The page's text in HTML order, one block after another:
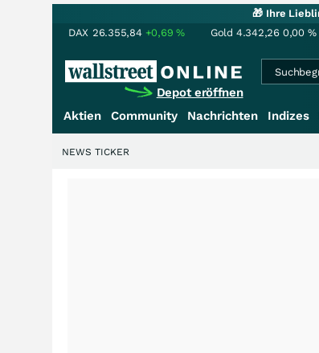
🎁 Ihre
DAX 26.355,84 +0,69% Gold 4.342,26 0,00 %
Depot eröffnen
Aktien Community Nachrichten Indizes
NEWS TICKER